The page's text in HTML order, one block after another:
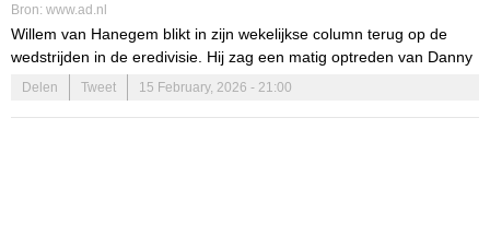
degradatie vechten, over een bescheiden elftal beschikken
en dan zo worden benadeeld
Bron: www.ad.nl
Willem van Hanegem blikt in zijn wekelijkse column terug op de
wedstrijden in de eredivisie. Hij zag een matig optreden van Danny
Makkelie en Feyenoord, dat komende week naar Brussel trekt
zodat aanwinst Raheem Sterling al kan meetrainen. „Als een speler
Delen Tweet 15 February, 2026 - 21:00